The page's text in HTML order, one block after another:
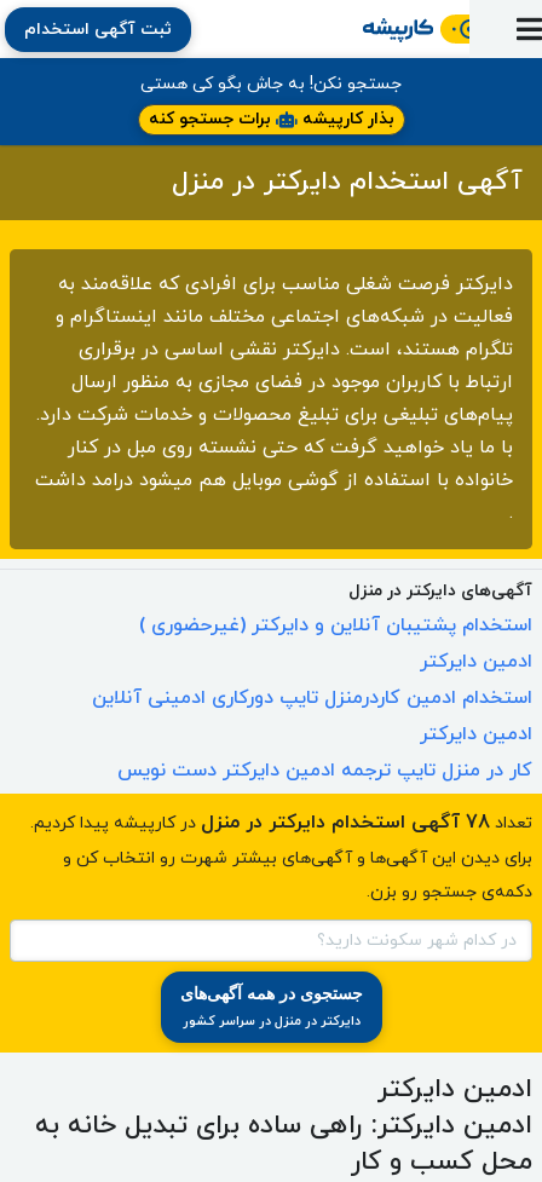
آماده
به
کار
استخدام
شده‌ها
نظر
ارتقای
شغلی
آموزشی
مقاله
کتاب
فایل‌و‌قالب
نرم‌افزاراخبار
استخدام
بلاگ
جستجوی
کارجویان
(رزومه)
بخش
کارفرمایان
ثبت آگهی استخدام
جستجو نکن! به جاش بگو کی هستی
بذار کارپیشه
برات جستجو کنه
آگهی استخدام دایرکتر در منزل
دایرکتر فرصت شغلی مناسب برای افرادی که علاقه‌مند به
فعالیت در شبکه‌های اجتماعی مختلف مانند اینستاگرام و
تلگرام هستند، است. دایرکتر نقشی اساسی در برقراری
ارتباط با کاربران موجود در فضای مجازی به منظور ارسال
پیام‌های تبلیغی برای تبلیغ محصولات و خدمات شرکت دارد.
با ما یاد خواهید گرفت که حتی نشسته روی مبل در کنار
خانواده با استفاده از گوشی موبایل هم میشود درامد داشت
.
آگهی‌های دایرکتر در منزل
استخدام پشتیبان آنلاین و دایرکتر (غیرحضوری )
ادمین دایرکتر
استخدام ادمین کاردرمنزل تایپ دورکاری ادمینی آنلاین
ادمین دایرکتر
کار در منزل تایپ ترجمه ادمین دایرکتر دست نویس
تعداد 78 آگهی استخدام دایرکتر در منزل
در کارپیشه پیدا کردیم.
برای دیدن این آگهی‌ها و آگهی‌های بیشتر شهرت رو انتخاب کن و
دکمه‌ی جستجو رو بزن.
در کدام شهر سکونت دارید؟
جستجوی در همه آگهی‌های
دایرکتر در منزل در سراسر کشور
ادمین دایرکتر
ادمین دایرکتر: راهی ساده برای تبدیل خانه به
محل کسب و کار